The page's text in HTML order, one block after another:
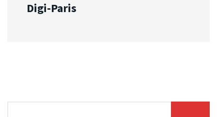
Digi-Paris